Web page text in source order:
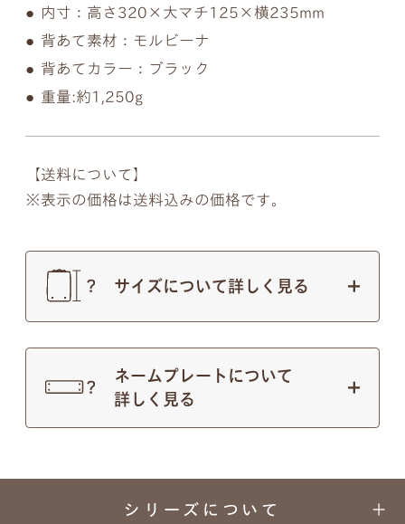
内寸：高さ320×大マチ125×横235mm
背あて素材：モルビーナ
背あてカラー：ブラック
重量:約1,250g
【送料について】
表示の価格は送料込みの価格です。
サイズについて詳しく見る
ネームプレートについて
詳しく見る
シリーズについて